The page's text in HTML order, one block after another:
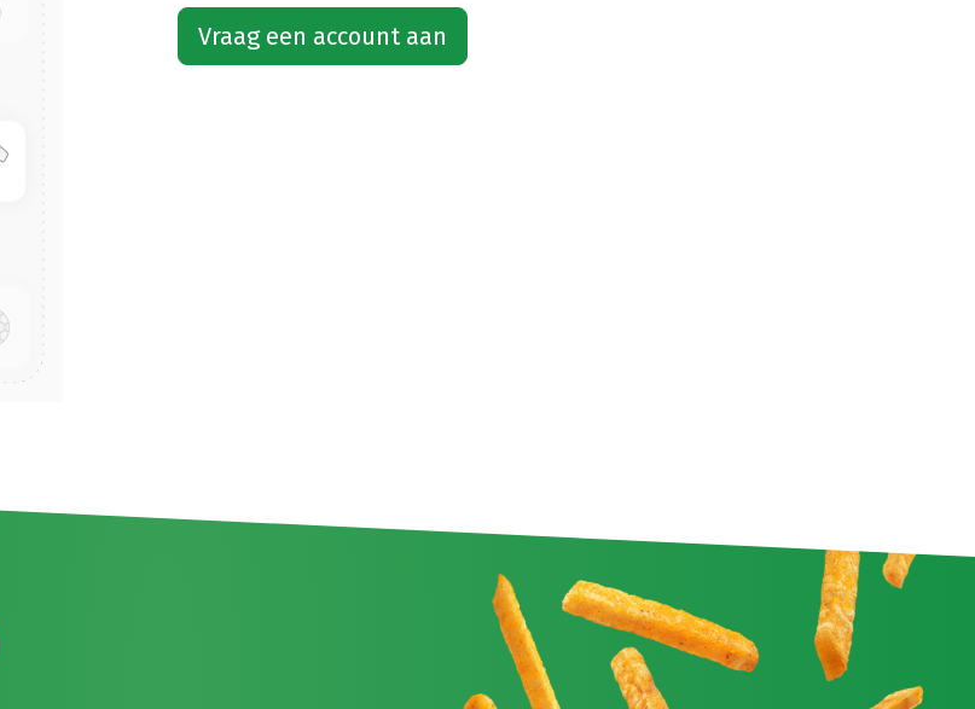
Vraag een account aan